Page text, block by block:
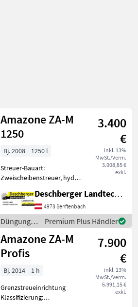
Amazone ZA-M
1250
3.400
€
inkl. 13%
MwSt./Verm.
3.008,85 €
exkl.
Bj. 2008
1250 l
Streuer-Bauart:
Zweischeibenstreuer, hydr.
Grenzstreueinrichtung,
Streumengenverstellung
Gebrauchter Düngestreuer
Amazone ZA-M 1250 - 900
Liter + 350 Lite
Deschberger Landtechnik GmbH
4973 Senftenbach
Düngung
und
Beregnung
/ Amazone
Premium Plus Händler
Amazone ZA-M
Profis
7.900
€
inkl. 13%
MwSt./Verm.
6.991,15 €
exkl.
Bj. 2014
1 h
Grenzstreueinrichtung
Klassifizierung: